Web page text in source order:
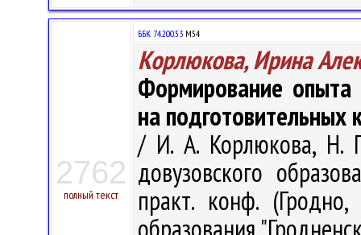
2762
полный текст
ББК 74.200.53 М54
Корлюкова, Ирина
Формирование опыта
на подготовительных
/ И. А. Корлюкова, Н.
довузовского
практ. конф.